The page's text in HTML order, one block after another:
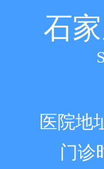
石
医院地
门诊